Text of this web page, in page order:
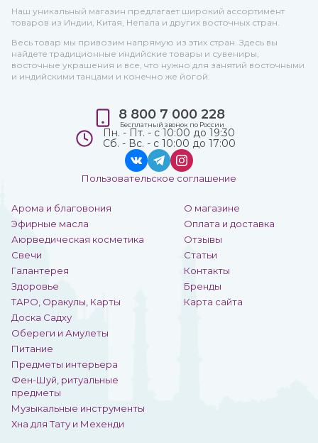
Наш уникальный магазин предлагает широкий ассортимент
товаров из Индии, Китая, Непала и других восточных стран.
Весь товар мы привозим напрямую из этих стран. Здесь вы
найдете традиционные индийские товары и сувениры,
восточные украшения и все, что нужно для занятий восточными
и индийскими танцами и конечно же йогой.
Арома и благовония
Эфирные масла
Аюрведическая косметика
Свечи
Галантерея
Здоровье
ТАРО, Оракулы, Карты
Доска Садху
Обереги и Амулеты
Питание
Предметы интерьера
Фен-Шуй, ритуальные
предметы
Музыкальные инструменты
Хна для Тату и Мехенди
О магазине
Оплата и доставка
Отзывы
Статьи
Контакты
Бренды
Карта сайта
8 800 7 000 228
Бесплатный звонок по России
Пн. - Пт. - с 10:00 до 19:30
Сб. - Вс. - с 10:00 до 17:00
Пользовательское соглашение